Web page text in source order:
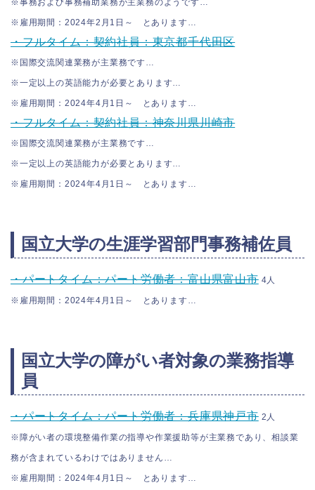
※雇用期間：2024年2月1日～ とあります…
・フルタイム：契約社員：東京都千代田区
※国際交流関連業務が主業務です…
※一定以上の英語能力が必要とあります…
※雇用期間 ：2024年4月1日～ とあります…
・フルタイム：契約社員：神奈川県川崎市
※国際交流関連業務が主業務です…
※一定以上の英語能力が必要とあります…
※雇用期間 ：2024年4月1日～ とあります…
国立大学の生涯学習部門事務補佐員
・パートタイム：パート労働者：富山県富山市4人
※雇用期間：2024年4月1日～ とあります…
国立大学の障がい者対象の業務指導
員
・パートタイム：パート労働者：兵庫県神戸市2人
※障がい者の環境整備作業の指導や作業援助等が主業務であり、相談業
務が含まれているわけではありません…
※雇用期間：2024年4月1日～ とあります…